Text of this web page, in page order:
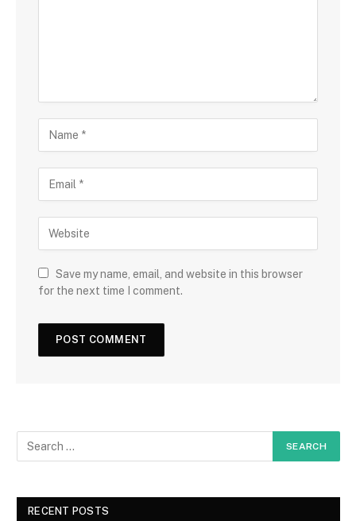
Save my name, email, and website in this browser
for the next time I comment.
RECENT POSTS